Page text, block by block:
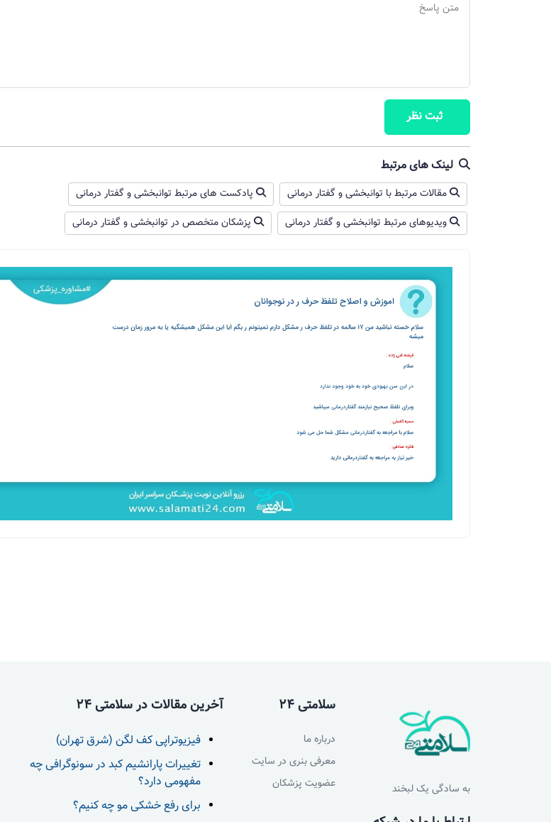
ثبت نظر
لینک های مرتبط
مقالات مرتبط با توانبخشی و گفتار درمانی
پادکست های مرتبط توانبخشی و گفتار درمانی
ویدیوهای مرتبط توانبخشی و گفتار درمانی
پزشکان متخصص در توانبخشی و گفتار درمانی
به سادگی یک لبخند
سلامتی 24
درباره ما
معرفی بنری در سایت
عضویت پزشکان
آخرین مقالات در سلامتی 24
فیزیوتراپی کف لگن (شرق تهران)
تغییرات پارانشیم کبد در سونوگرافی چه
مفهومی دارد؟
برای رفع خشکی مو چه کنیم؟